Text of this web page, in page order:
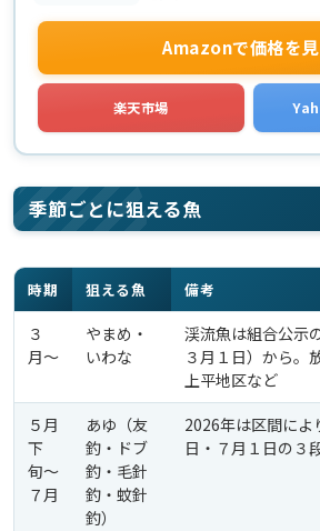
Amazonで価格を見
楽天市場
季節ごとに狙える魚
時期 狙える魚 備考
３
月〜
やまめ・
いわな
渓流魚は組合公示
３月１日）から。
上平地区など
５月
下
旬〜
７月
あゆ（友
釣・ドブ
釣・毛針
釣・蚊針
釣）
2026年は区間によ
日・７月１日の３